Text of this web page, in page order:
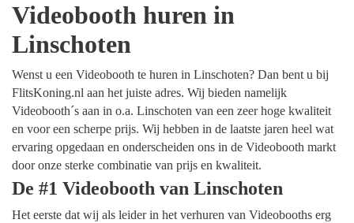
Videobooth huren in
Linschoten
Wenst u een Videobooth te huren in Linschoten? Dan bent u bij
FlitsKoning.nl aan het juiste adres. Wij bieden namelijk
Videobooth´s aan in o.a. Linschoten van een zeer hoge kwaliteit
en voor een scherpe prijs. Wij hebben in de laatste jaren heel wat
ervaring opgedaan en onderscheiden ons in de Videobooth markt
door onze sterke combinatie van prijs en kwaliteit.
De #1 Videobooth van Linschoten
Het eerste dat wij als leider in het verhuren van Videobooths erg